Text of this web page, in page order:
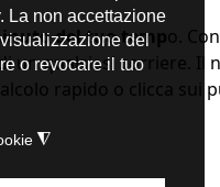
del tuo tempo.
un qualsiasi corriere. Il
rapido o clicca sui